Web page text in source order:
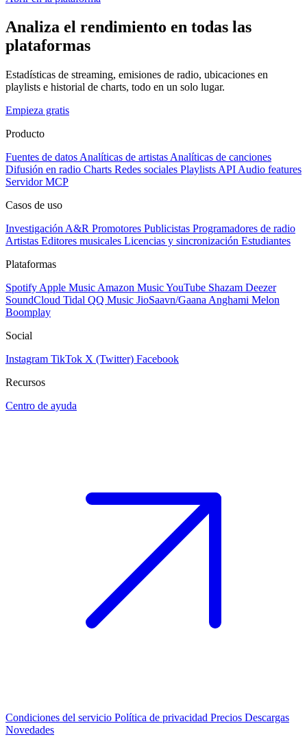
Analiza el rendimiento en todas las
plataformas
Estadísticas de streaming, emisiones de radio, ubicaciones en
playlists e historial de charts, todo en un solo lugar.
Empieza gratis
Producto
Fuentes de datos Analíticas de artistas Analíticas de canciones
Difusión en radio Charts Redes sociales Playlists API Audio features
Servidor MCP
Casos de uso
Investigación A&R Promotores Publicistas Programadores de radio
Artistas Editores musicales Licencias y sincronización Estudiantes
Plataformas
Spotify Apple Music Amazon MusicYouTube Shazam Deezer
SoundCloud Tidal QQ Music JioSaavn/Gaana Anghami Melon
Boomplay
Social
Instagram TikTok X (Twitter) Facebook
Recursos
Centro de ayuda
Condiciones del servicio Política de privacidad Precios Descargas
Novedades